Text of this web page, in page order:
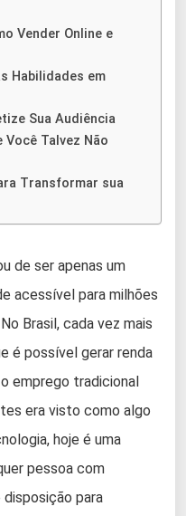
Vender Online e
Habilidades em
Sua Audiência
Você Talvez Não
Transformar sua
de ser apenas um
acessível para milhões
Brasil, cada vez mais
é possível gerar renda
emprego tradicional
era visto como algo
hoje é uma
pessoa com
para